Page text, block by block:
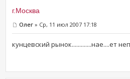
г.Москва
Олег » Ср, 11 июл 2007 17:18
кунцевский рынок.............нае....ет